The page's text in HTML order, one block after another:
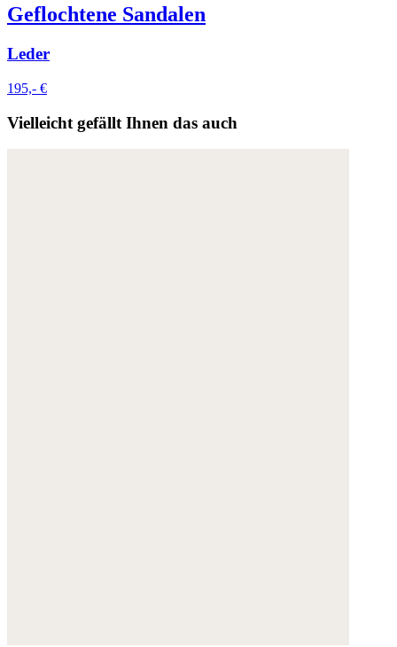
Geflochtene Sandalen
Leder
195,- €
Vielleicht gefällt Ihnen das auch